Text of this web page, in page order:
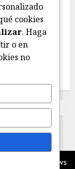
entregó
al gobierno...
7 …
17
ChromeNews
cookies
. Haga
o en
no